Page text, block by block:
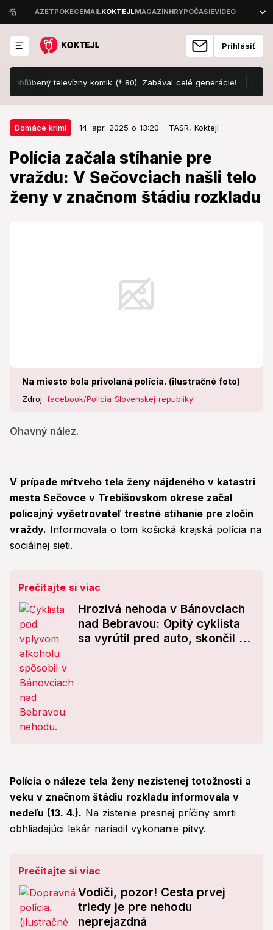
Prihlásiť
televízny komik († 80): Zabával celé generácie!
Domáce krimi 14. apr. 2025 o 13:20 TASR, Koktejl
Polícia začala stíhanie pre
vraždu: V Sečovciach našli telo
ženy v značnom štádiu rozkladu
Na miesto bola privolaná polícia. (ilustračné foto)
Zdroj: facebook/Polícia Slovenskej republiky
Ohavný nález.
Domáce krimi 14. apr. 2025 o 13:20
Polícia začala stíhanie pre vraždu:
V Sečovciach našli telo ženy v
značnom štádiu rozkladu
V prípade mŕtveho tela ženy nájdeného v katastri
mesta Sečovce v Trebišovskom okrese začal
policajný vyšetrovateľ trestné stíhanie pre zločin
vraždy. Informovala o tom košická krajská polícia na
sociálnej sieti.
Prečítajte si viac
Hrozivá nehoda v Bánovciach
nad Bebravou: Opitý cyklista
sa vyrútil pred auto, skončil v
Polícia o náleze tela ženy nezistenej totožnosti a
veku v značnom štádiu rozkladu informovala v
nedeľu (13. 4.). Na zistenie presnej príčiny smrti
obhliadajúci lekár nariadil vykonanie pitvy.
Prečítajte si viac
Vodiči, pozor! Cesta prvej
triedy je pre nehodu
neprejazdná